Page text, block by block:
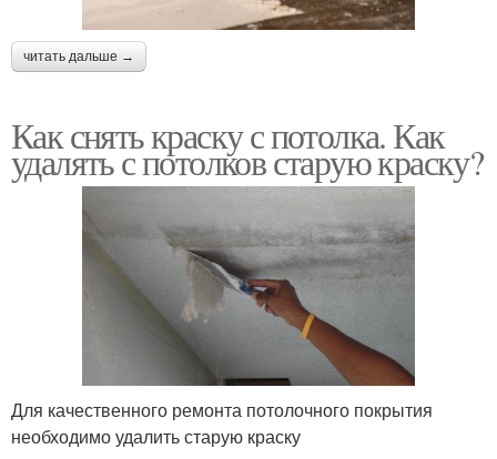
читать дальше →
Как снять краску с потолка. Как
удалять с потолков старую краску?
Для качественного ремонта потолочного покрытия
необходимо удалить старую краску